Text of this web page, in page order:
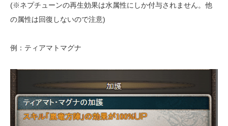
(※ネプチューンの再生効果は水属性にしか付与されません。他
の属性は回復しないので注意)
例：ティアマトマグナ